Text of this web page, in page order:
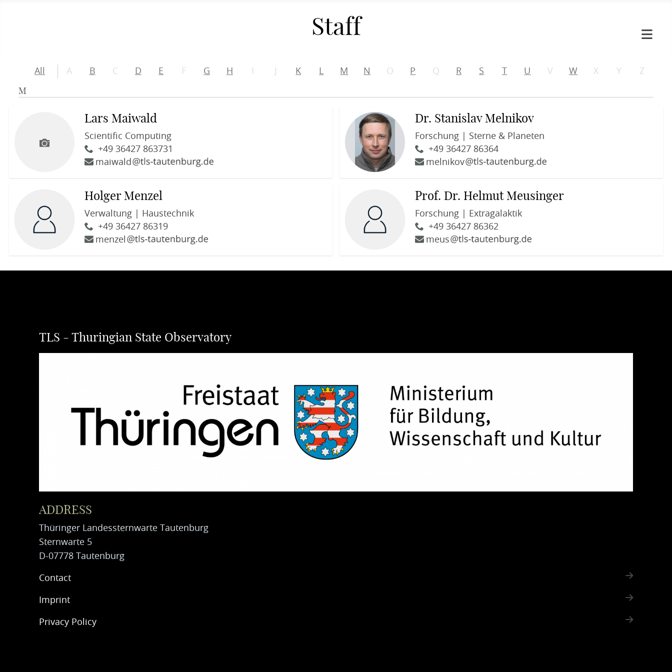
Staff
All A B C D E F G H K L M N O P Q R S U V W X Y Z
M
Lars Maiwald
Scientific Computing
+49 36427 863731
maiwald
Dr. Stanislav Melnikov
Forschung | Sterne & Planeten
+49 36427 86364
melnikov
Holger Menzel
Verwaltung | Haustechnik
+49 36427 86319
menzel
Prof. Dr. Helmut Meusinger
Forschung | Extragalaktik
+49 36427 86362
meus
TLS - Thuringian State Observatory
ADDRESS
Thüringer Landessternwarte Tautenburg
Sternwarte 5
D-07778 Tautenburg
Contact
Imprint
Privacy Policy